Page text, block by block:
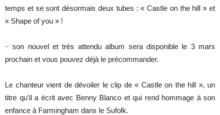
temps et se sont désormais deux tubes : « Castle on the hill » et
« Shape of you » !
÷ son nouvel et très attendu album sera disponible le 3 mars
prochain et vous pouvez déjà le précommander.
Le chanteur vient de dévoiler le clip de « Castle on the hill », un
titre qu’il a écrit avec Benny Blanco et qui rend hommage à son
enfance à Farmingham dans le Sufolk.